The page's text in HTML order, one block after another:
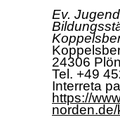
Ev.
24306 Plön
Tel. +49
Interreta
https://